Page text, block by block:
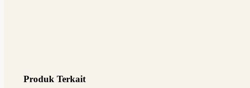
Produk Terkait